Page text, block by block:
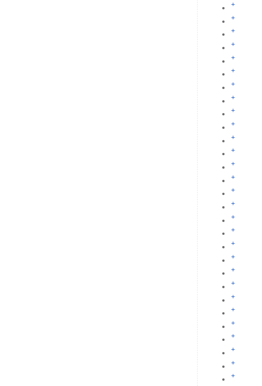
+
+
+
+
+
+
+
+
+
+
+
+
+
+
+
+
+
+
+
+
+
+
+
+
+
+
+
+
+